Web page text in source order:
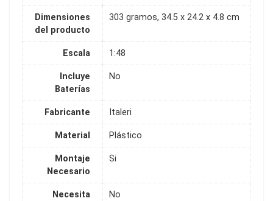
Dimensiones
del producto
303 gramos, 34.5 x 24.2 x 4.8 cm
Escala 1:48
Incluye
Baterías
No
Fabricante Italeri
Material Plástico
Montaje
Necesario
Si
Necesita
No